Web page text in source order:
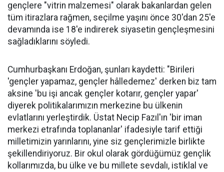
gençlere "vitrin malzemesi" olarak bakanlardan gelen
tüm itirazlara rağmen, seçilme yaşını önce 30'dan 25'e
devamında ise 18'e indirerek siyasetin gençleşmesini
sağladıklarını söyledi.
Cumhurbaşkanı Erdoğan, şunları kaydetti: "Birileri
'gençler yapamaz, gençler hâlledemez' derken biz tam
aksine 'bu işi ancak gençler kotarır, gençler yapar'
diyerek politikalarımızın merkezine bu ülkenin
evlatlarını yerleştirdik. Üstat Necip Fazıl'ın 'bir iman
merkezi etrafında toplananlar' ifadesiyle tarif ettiği
milletimizin yarınlarını, yine siz gençlerimizle birlikte
şekillendiriyoruz. Bir okul olarak gördüğümüz gençlik
kollarımızda, bu ülke ve bu millete sevdalı, istiklal ve